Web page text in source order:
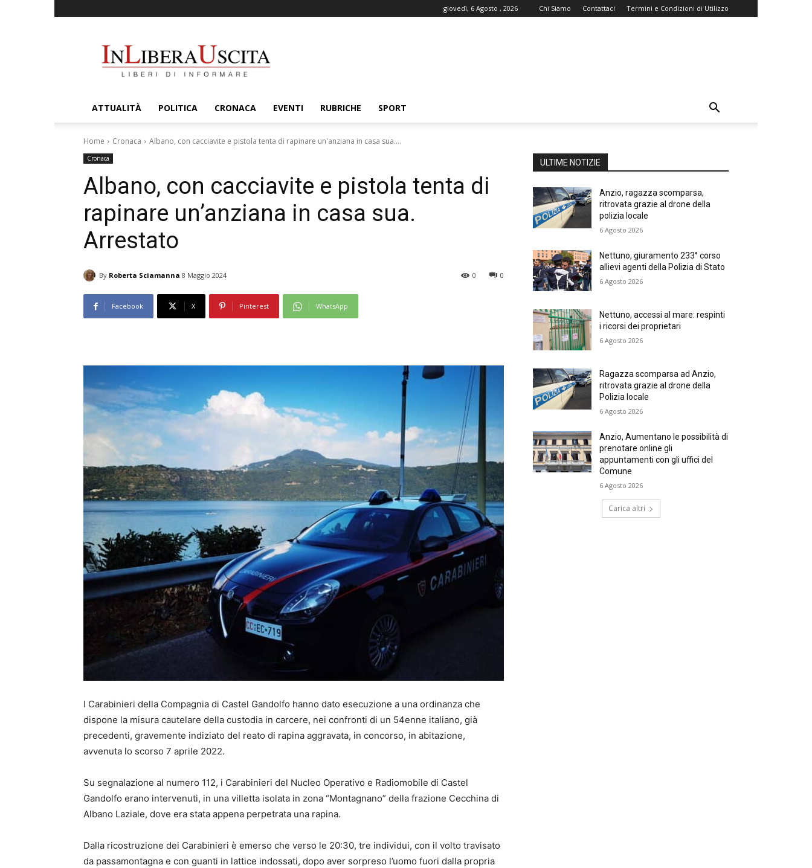
giovedì, 6 Agosto , 2026 Chi Siamo Contattaci Termini e Condizioni di Utilizzo
ATTUALITÀ POLITICA CRONACA EVENTI RUBRICHE SPORT
Home Cronaca Albano, con cacciavite e pistola tenta di rapinare un'anziana in casa sua....
Cronaca
Albano, con cacciavite e pistola tenta di
rapinare un’anziana in casa sua.
Arrestato
By Roberta Sciamanna 8 Maggio 2024 0
0
Facebook X Pinterest WhatsApp
I Carabinieri della Compagnia di Castel Gandolfo hanno dato esecuzione a una ordinanza che
dispone la misura cautelare della custodia in carcere, nei confronti di un 54enne italiano, già
precedenti, gravemente indiziato del reato di rapina aggravata, in concorso, in abitazione,
avvenuta lo scorso 7 aprile 2022.
Su segnalazione al numero 112, i Carabinieri del Nucleo Operativo e Radiomobile di Castel
Gandolfo erano intervenuti, in una villetta isolata in zona “Montagnano” della frazione Cecchina di
Albano Laziale, dove era stata appena perpetrata una rapina.
Dalla ricostruzione dei Carabinieri è emerso che verso le 20:30, tre individui, con il volto travisato
da passamontagna e con guanti in lattice indossati, dopo aver sorpreso l’uomo fuori dalla propria
ULTIME NOTIZIE
Anzio, ragazza scomparsa,
ritrovata grazie al drone della
polizia locale
6 Agosto 2026
Nettuno, giuramento 233° corso
allievi agenti della Polizia di Stato
6 Agosto 2026
Nettuno, accessi al mare: respinti
i ricorsi dei proprietari
6 Agosto 2026
Ragazza scomparsa ad Anzio,
ritrovata grazie al drone della
Polizia locale
6 Agosto 2026
Anzio, Aumentano le possibilità di
prenotare online gli
appuntamenti con gli uffici del
Comune
6 Agosto 2026
Carica altri